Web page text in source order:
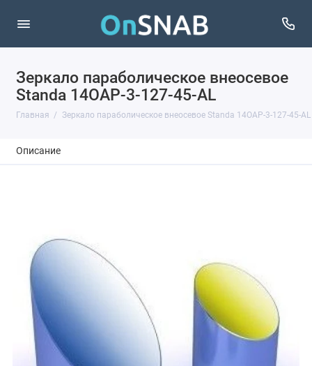
Зеркало параболическое внеосевое
Standa 14OAP-3-127-45-AL
Главная Зеркало параболическое внеосевое Standa 14OAP-3-127-45-AL
Описание